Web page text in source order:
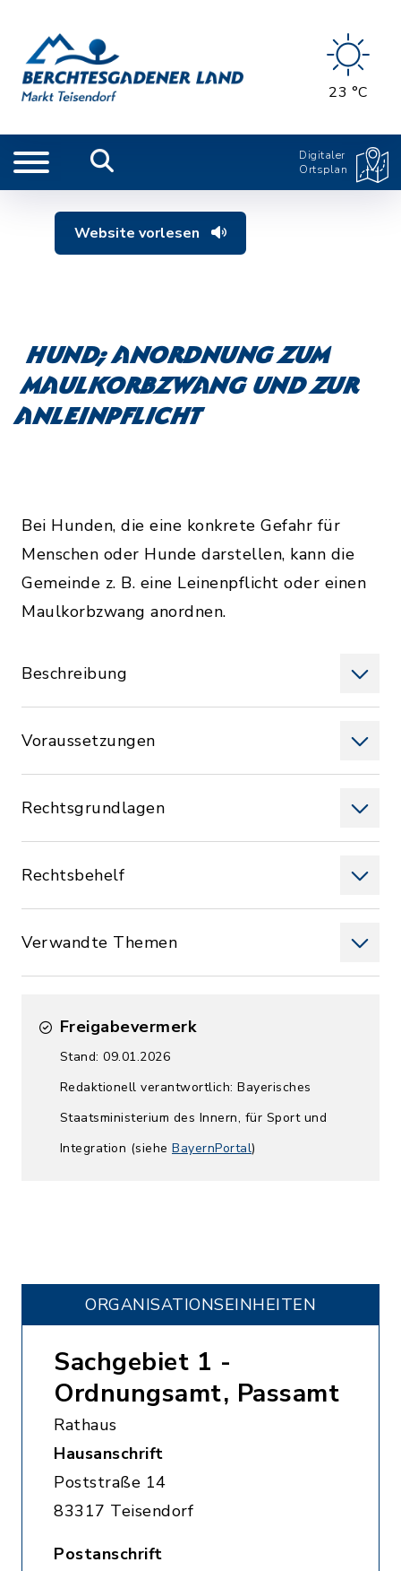
23 °C
Digitaler
Ortsplan
Website vorlesen
Hund; Anordnung zum
Maulkorbzwang und zur
Anleinpflicht
Bei Hunden, die eine konkrete Gefahr für
Menschen oder Hunde darstellen, kann die
Gemeinde z. B. eine Leinenpflicht oder einen
Maulkorbzwang anordnen.
Beschreibung
Voraussetzungen
Rechtsgrundlagen
Rechtsbehelf
Verwandte Themen
Freigabevermerk
Stand: 09.01.2026
Redaktionell verantwortlich: Bayerisches
Staatsministerium des Innern, für Sport und
Integration (siehe BayernPortal)
ORGANISATIONS­EINHEITEN
Sachgebiet 1 -
Ordnungsamt, Passamt
Rathaus
Hausanschrift
Poststraße 14
83317 Teisendorf
Postanschrift